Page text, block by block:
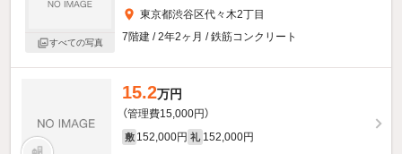
すべての写真
東京都渋谷区代々木2丁目
7階建 / 2年2ヶ月 / 鉄筋コンクリート
15.2万円
（管理費15,000円）
敷 152,000円 礼 152,000円